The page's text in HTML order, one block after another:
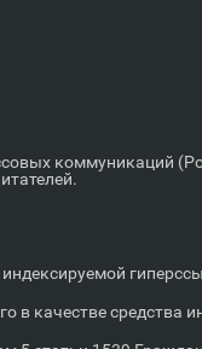
коммуникаций
в качестве средства